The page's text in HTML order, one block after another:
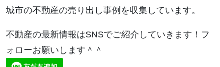
城市の不動産の売り出し事例を収集しています。
不動産の最新情報はSNSでご紹介していきます！フ
ォローお願いします＾＾